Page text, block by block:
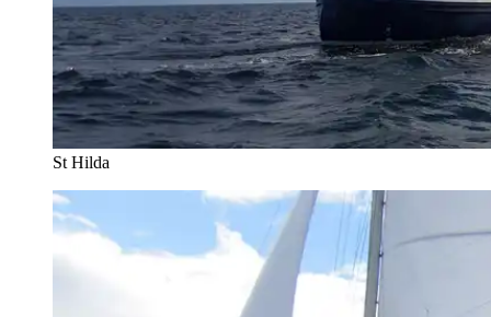
St Hilda